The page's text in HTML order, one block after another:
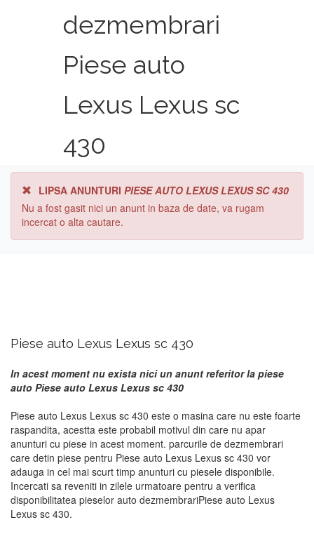
dezmembrari
Piese auto
Lexus Lexus sc
430
LIPSA ANUNTURI PIESE AUTO LEXUS LEXUS SC 430
Nu a fost gasit nici un anunt in baza de date, va rugam
incercat o alta cautare.
Piese auto Lexus Lexus sc 430
In acest moment nu exista nici un anunt referitor la piese
auto Piese auto Lexus Lexus sc 430
Piese auto Lexus Lexus sc 430 este o masina care nu este foarte
raspandita, acestta este probabil motivul din care nu apar
anunturi cu piese in acest moment. parcurile de dezmembrari
care detin piese pentru Piese auto Lexus Lexus sc 430 vor
adauga in cel mai scurt timp anunturi cu piesele disponibile.
Incercati sa reveniti in zilele urmatoare pentru a verifica
disponibilitatea pieselor auto dezmembrariPiese auto Lexus
Lexus sc 430.